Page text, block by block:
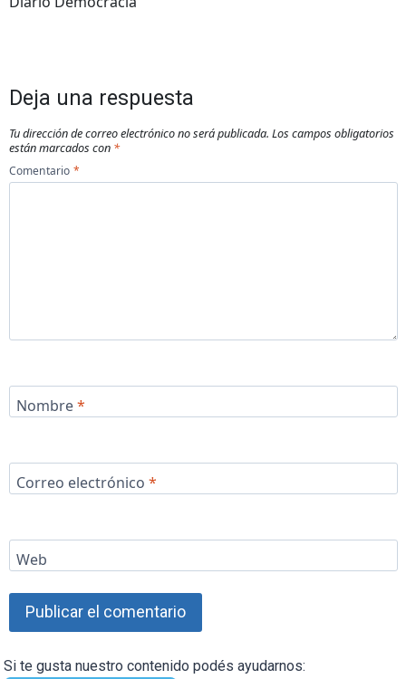
Deja una respuesta
Tu dirección de correo electrónico no será publicada. Los campos obligatorios
están marcados con *
Comentario *
Nombre*
Correo electrónico *
Web
Si te gusta nuestro contenido podés ayudarnos: